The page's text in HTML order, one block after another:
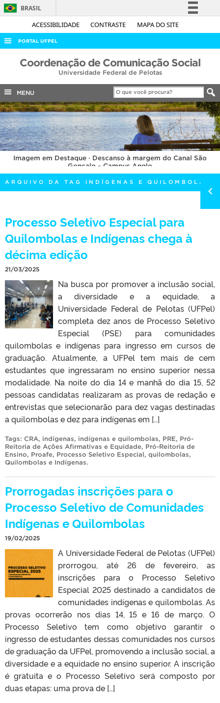
ACESSIBILIDADE CONTRASTE MAPA DO SITE
BRASIL
Simplifique!
Acesso à informação
Legislação
Canais
PORTAL UFPEL
ACESSO À INFORMAÇÃO
COBALTO
CONCURSOS
EDITAIS
INTERNACIONAL
OUVIDORIA
PORTARIAS
TELEFONES
Coordenação de Comunicação Social
Universidade Federal de Pelotas
MENU
Imagem em Destaque · Descanso à margem do Canal São
Gonçalo – Campus Anglo
ARQUIVO DA TAG INDÍGENAS E QUILOMBOLAS
Processo Seletivo Especial para
Quilombolas e Indígenas chega à
décima edição
21/03/2025
Na busca por promover a inclusão social,
a diversidade e a equidade, a
Universidade Federal de Pelotas (UFPel)
completa dez anos de Processo Seletivo
Especial (PSE) para comunidades
quilombolas e indígenas para ingresso em cursos de
graduação. Atualmente, a UFPel tem mais de cem
estudantes que ingressaram no ensino superior nessa
modalidade. Na noite do dia 14 e manhã do dia 15, 52
pessoas candidatas realizaram as provas de redação e
entrevistas que selecionarão para dez vagas destinadas
a quilombolas e dez para indígenas em […]
Tags: CRA, indígenas, indígenas e quilombolas, PRE, Pró-
Reitoria de Ações Afirmativas e Equidade, Pró-Reitoria de
Ensino, Proafe, Processo Seletivo Especial, quilombolas,
Quilombolas e Indígenas.
Prorrogadas inscrições para o
Processo Seletivo de Comunidades
Indígenas e Quilombolas
19/02/2025
A Universidade Federal de Pelotas (UFPel)
prorrogou, até 26 de fevereiro, as
inscrições para o Processo Seletivo
Especial 2025 destinado a candidatos de
comunidades indígenas e quilombolas. As
provas ocorrerão nos dias 14, 15 e 16 de março. O
Processo Seletivo tem como objetivo garantir o
ingresso de estudantes dessas comunidades nos cursos
de graduação da UFPel, promovendo a inclusão social, a
diversidade e a equidade no ensino superior. A inscrição
é gratuita e o Processo Seletivo será composto por
duas etapas: uma prova de […]